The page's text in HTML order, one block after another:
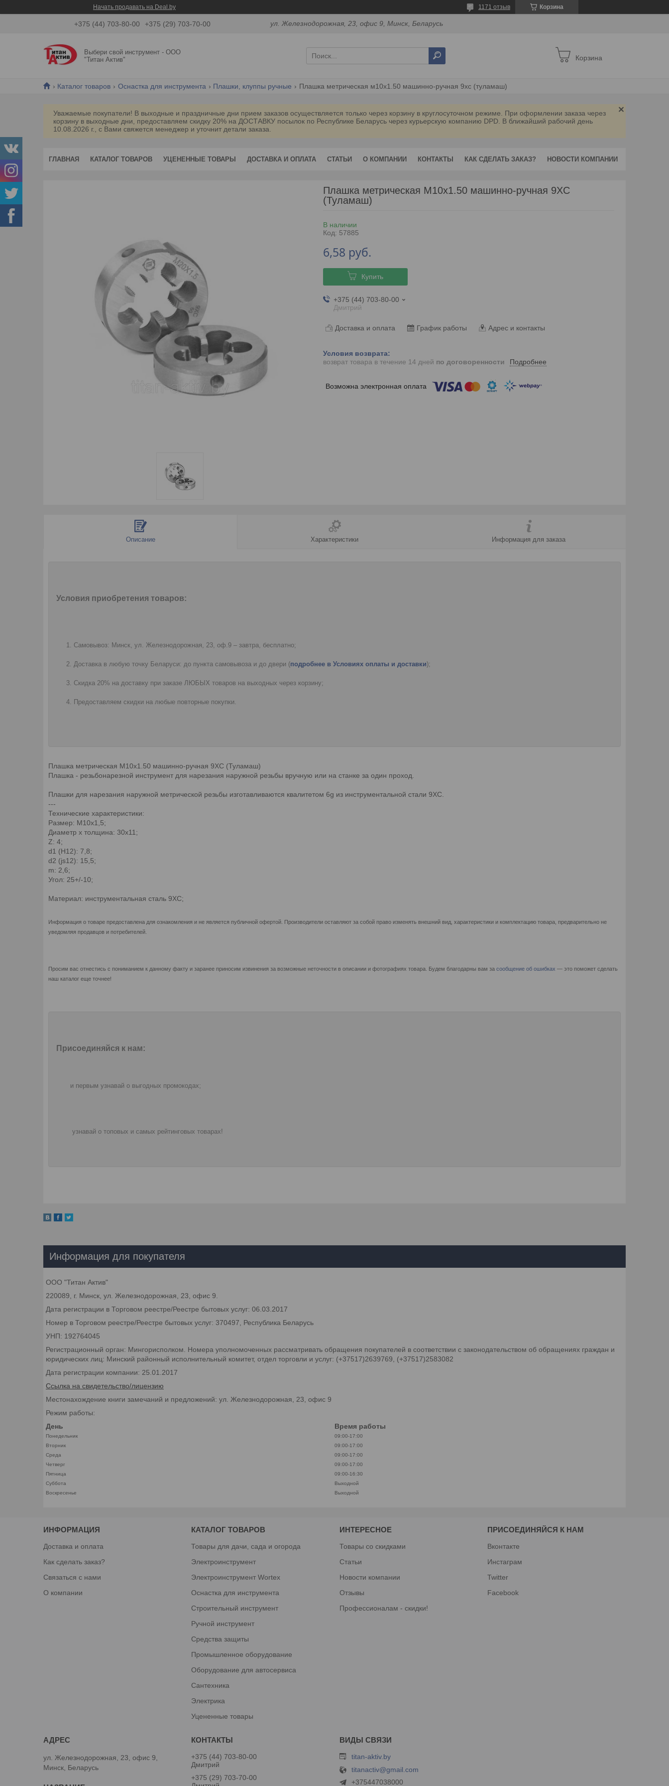
Начать продавать на Deal.by Корзина
1171 отзыв
+375 (44) 703-80-00 +375 (29) 703-70-00 ул. Железнодорожная, 23, офис 9, Минск, Беларусь
Выбери свой инструмент - ООО
"Титан Актив"
Корзина
Каталог товаров Оснастка для инструмента Плашки, клуппы ручные Плашка метрическая м10х1.50 машинно-ручная 9xc (туламаш)
Уважаемые покупатели! В выходные и праздничные дни прием заказов осуществляется только через корзину в круглосуточном режиме. При оформлении заказа через
корзину в выходные дни, предоставляем скидку 20% на ДОСТАВКУ посылок по Республике Беларусь через курьерскую компанию DPD. В ближайший рабочий день
10.08.2026 г., с Вами свяжется менеджер и уточнит детали заказа.
ГЛАВНАЯ КАТАЛОГ ТОВАРОВ УЦЕНЕННЫЕ ТОВАРЫ ДОСТАВКА И ОПЛАТА СТАТЬИ О КОМПАНИИ КОНТАКТЫ КАК СДЕЛАТЬ ЗАКАЗ? НОВОСТИ КОМПАНИИ
Плашка метрическая М10х1.50 машинно-ручная 9XC
(Туламаш)
В наличии
Код: 57885
6,58 руб.
Купить
+375 (44) 703-80-00
Дмитрий
Доставка и оплата График работы Адрес и контакты
возврат товара в течение 14 дней по договоренности Подробнее
Описание Характеристики Информация для заказа
Условия приобретения товаров:
Самовывоз: Минск, ул. Железнодорожная, 23, оф.9 – завтра, бесплатно;
Доставка в любую точку Беларуси: до пункта самовывоза и до двери (подробнее в Условиях оплаты и доставки);
Скидка 20% на доставку при заказе ЛЮБЫХ товаров на выходных через корзину;
Предоставляем скидки на любые повторные покупки.
Плашка метрическая М10х1.50 машинно-ручная 9XC (Туламаш)
Плашка - резьбонарезной инструмент для нарезания наружной резьбы вручную или на станке за один проход.
Плашки для нарезания наружной метрической резьбы изготавливаются квалитетом 6g из инструментальной стали 9ХС.
---
Технические характеристики:
Размер: M10х1,5;
Диаметр х толщина: 30х11;
Z: 4;
d1 (H12): 7,8;
d2 (js12): 15,5;
m: 2,6;
Угол: 25+/-10;
Материал: инструментальная сталь 9ХС;
Информация о товаре предоставлена для ознакомления и не является публичной офертой. Производители оставляют за собой право изменять внешний вид, характеристики и комплектацию товара, предварительно не
уведомляя продавцов и потребителей.
Просим вас отнестись с пониманием к данному факту и заранее приносим извинения за возможные неточности в описании и фотографиях товара. Будем благодарны вам за сообщение об ошибках — это поможет сделать
наш каталог еще точнее!
Присоединяйся к нам:
и первым узнавай о выгодных промокодах;
узнавай о топовых и самых рейтинговых товарах!
Информация для покупателя
ООО "Титан Актив"
220089, г. Минск, ул. Железнодорожная, 23, офис 9.
Дата регистрации в Торговом реестре/Реестре бытовых услуг: 06.03.2017
Номер в Торговом реестре/Реестре бытовых услуг: 370497, Республика Беларусь
УНП: 192764045
Регистрационный орган: Мингорисполком. Номера уполномоченных рассматривать обращения покупателей в соответствии с законодательством об обращениях граждан и
юридических лиц: Минский районный исполнительный комитет, отдел торговли и услуг: (+37517)2639769, (+37517)2583082
Дата регистрации компании: 25.01.2017
Ссылка на свидетельство/лицензию
Местонахождение книги замечаний и предложений: ул. Железнодорожная, 23, офис 9
Режим работы:
День
Время работы
Понедельник
09:00-17:00
Вторник
09:00-17:00
Среда
09:00-17:00
Четверг
09:00-17:00
Пятница
09:00-16:30
Суббота
Выходной
Воскресенье
Выходной
ИНФОРМАЦИЯ
Доставка и оплата
Как сделать заказ?
Связаться с нами
О компании
КАТАЛОГ ТОВАРОВ
Товары для дачи, сада и огорода
Электроинструмент
Электроинструмент Wortex
Оснастка для инструмента
Строительный инструмент
Ручной инструмент
Средства защиты
Промышленное оборудование
Оборудование для автосервиса
Сантехника
Электрика
Уцененные товары
ИНТЕРЕСНОЕ
Товары со скидками
Статьи
Новости компании
Отзывы
Профессионалам - скидки!
ПРИСОЕДИНЯЙСЯ К НАМ
Вконтакте
Инстаграм
Twitter
Facebook
ул. Железнодорожная, 23, офис 9,
Минск, Беларусь
+375 (44) 703-80-00
Дмитрий
+375 (29) 703-70-00
titan-aktiv.by
titanactiv@gmail.com
+375447038000